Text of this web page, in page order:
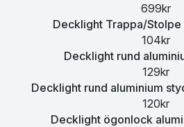
699kr
Decklight Trappa/
104kr
Decklight rund
129kr
Decklight rund aluminium
120kr
Decklight ögonlock